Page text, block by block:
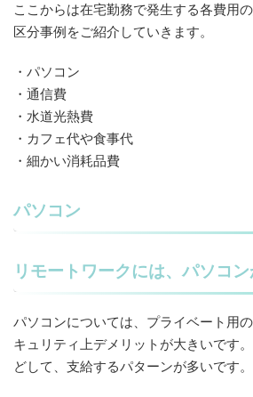
ここからは在宅勤務で発生する各費用
区分事例をご紹介していきます。
・パソコン
・通信費
・水道光熱費
・カフェ代や食事代
・細かい消耗品費
パソコン
リモートワークには、パソコン
パソコンについては、プライベート用
キュリティ上デメリットが大きいです
どして、支給するパターンが多いです。